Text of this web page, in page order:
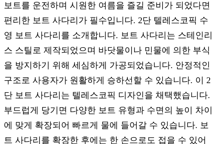
보트를 운전하며 시원한 여름을 즐길 준비가 되었다면
편리한 보트 사다리가 필수입니다. 2단 텔레스코픽 수
영 보트 사다리를 소개합니다. 보트 사다리는 스테인리
스 스틸로 제작되었으며 바닷물이나 민물에 의한 부식
을 방지하기 위해 세심하게 가공되었습니다. 안정적인
구조로 사용자가 원활하게 승하선할 수 있습니다. 이 2
단 보트 사다리는 텔레스코픽 디자인을 채택했습니다.
부드럽게 당기면 다양한 보트 유형과 수면의 높이 차이
에 맞게 확장되어 빠르게 물에 들어갈 수 있습니다. 보
트 사다리를 확장한 후에는 한 손으로도 접을 수 있어